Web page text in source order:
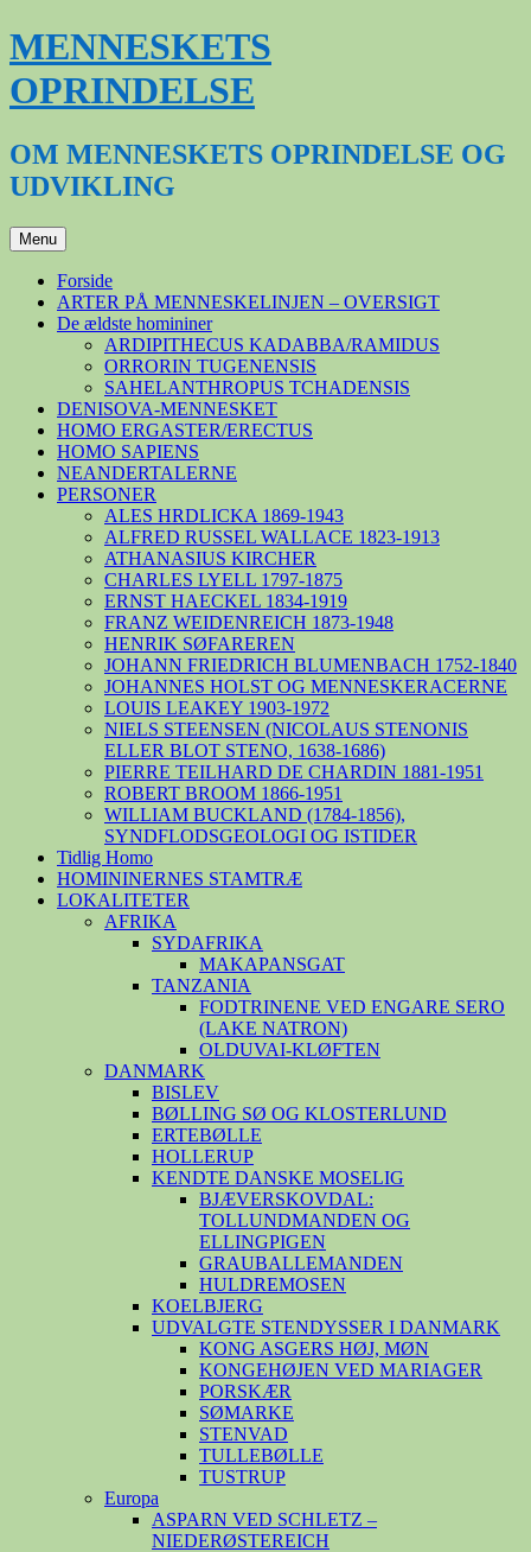
Hop
til
indhold
MENNESKETS
OPRINDELSE
OM MENNESKETS OPRINDELSE OG
UDVIKLING
Menu
Forside
ARTER PÅ MENNESKELINJEN – OVERSIGT
De ældste homininer
ARDIPITHECUS KADABBA/RAMIDUS
ORRORIN TUGENENSIS
SAHELANTHROPUS TCHADENSIS
DENISOVA-MENNESKET
HOMO ERGASTER/ERECTUS
HOMO SAPIENS
NEANDERTALERNE
PERSONER
ALES HRDLICKA 1869-1943
ALFRED RUSSEL WALLACE 1823-1913
ATHANASIUS KIRCHER
CHARLES LYELL 1797-1875
ERNST HAECKEL 1834-1919
FRANZ WEIDENREICH 1873-1948
HENRIK SØFAREREN
JOHANN FRIEDRICH BLUMENBACH 1752-1840
JOHANNES HOLST OG MENNESKERACERNE
LOUIS LEAKEY 1903-1972
NIELS STEENSEN (NICOLAUS STENONIS
ELLER BLOT STENO, 1638-1686)
PIERRE TEILHARD DE CHARDIN 1881-1951
ROBERT BROOM 1866-1951
WILLIAM BUCKLAND (1784-1856),
SYNDFLODSGEOLOGI OG ISTIDER
Tidlig Homo
HOMININERNES STAMTRÆ
LOKALITETER
AFRIKA
SYDAFRIKA
MAKAPANSGAT
TANZANIA
FODTRINENE VED ENGARE SERO
(LAKE NATRON)
OLDUVAI-KLØFTEN
DANMARK
BISLEV
BØLLING SØ OG KLOSTERLUND
ERTEBØLLE
HOLLERUP
KENDTE DANSKE MOSELIG
BJÆVERSKOVDAL:
TOLLUNDMANDEN OG
ELLINGPIGEN
GRAUBALLEMANDEN
HULDREMOSEN
KOELBJERG
UDVALGTE STENDYSSER I DANMARK
KONG ASGERS HØJ, MØN
KONGEHØJEN VED MARIAGER
PORSKÆR
SØMARKE
STENVAD
TULLEBØLLE
TUSTRUP
Europa
ASPARN VED SCHLETZ –
NIEDERØSTEREICH